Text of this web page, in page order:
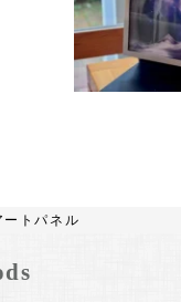
ートパネル